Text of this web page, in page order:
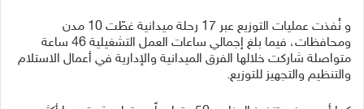
و نُفذت عمليات التوزيع عبر 17 رحلة ميدانية غطّت 10 مدن
ومحافظات، فيما بلغ إجمالي ساعات العمل التشغيلية 46 ساعة
متواصلة شاركت خلالها الفرق الميدانية والإدارية في أعمال الاستلام
والتنظيم والتجهيز للتوزيع.